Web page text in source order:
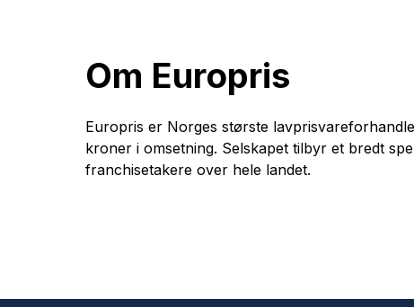
Om Europris
Europris er Norges største
kroner i omsetning. Selskapet tilbyr et bredt
franchisetakere over hele landet.